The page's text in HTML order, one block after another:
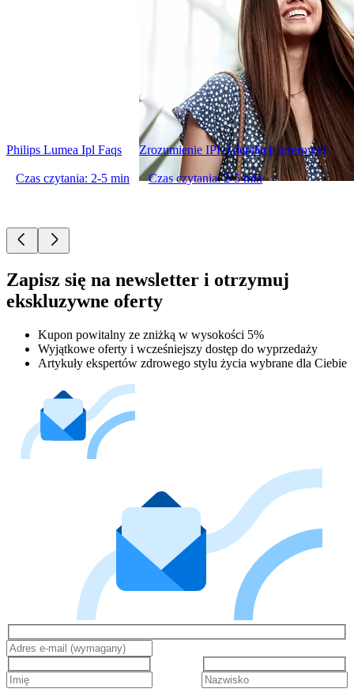
Philips Lumea Ipl Faqs
Czas czytania: 2-5 min
Zrozumienie IPL i depilacji laserowej
Czas czytania: 2-5 min
Zapisz się na newsletter i otrzymuj
ekskluzywne oferty
Kupon powitalny ze zniżką w wysokości 5%
Wyjątkowe oferty i wcześniejszy dostęp do wyprzedaży
Artykuły ekspertów zdrowego stylu życia wybrane dla Ciebie